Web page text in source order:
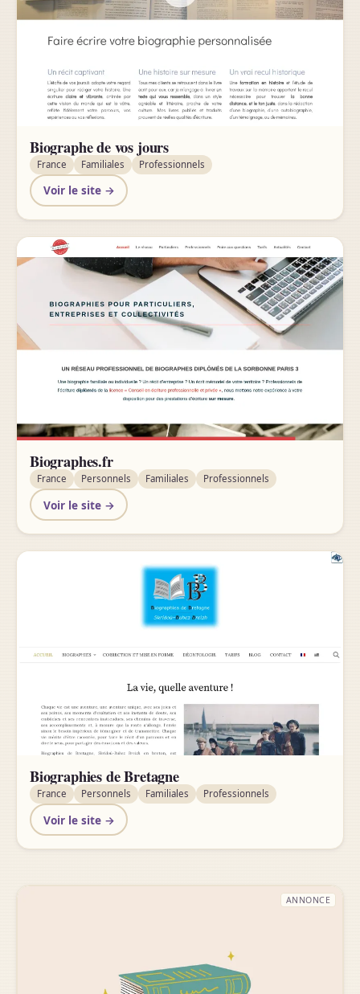
Biographe de vos jours
France Familiales Professionnels
Voir le site →
Biographes.fr
France Personnels Familiales Professionnels
Voir le site →
Biographies de Bretagne
France Personnels Familiales Professionnels
Voir le site →
ANNONCE